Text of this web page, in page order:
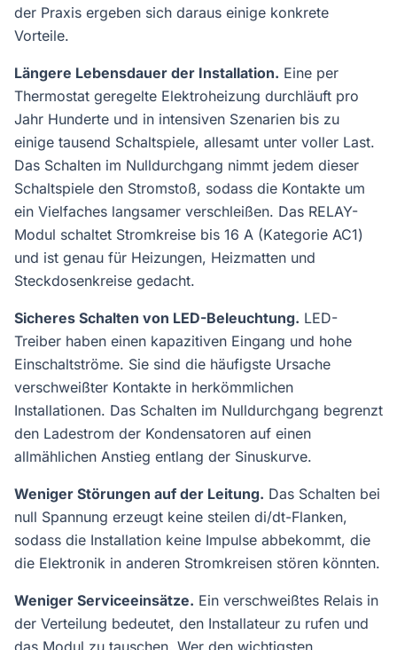
der Praxis ergeben sich daraus einige konkrete
Vorteile.
Längere Lebensdauer der Installation. Eine per
Thermostat geregelte Elektroheizung durchläuft pro
Jahr Hunderte und in intensiven Szenarien bis zu
einige tausend Schaltspiele, allesamt unter voller Last.
Das Schalten im Nulldurchgang nimmt jedem dieser
Schaltspiele den Stromstoß, sodass die Kontakte um
ein Vielfaches langsamer verschleißen. Das RELAY-
Modul schaltet Stromkreise bis 16 A (Kategorie AC1)
und ist genau für Heizungen, Heizmatten und
Steckdosenkreise gedacht.
Sicheres Schalten von LED-Beleuchtung. LED-
Treiber haben einen kapazitiven Eingang und hohe
Einschaltströme. Sie sind die häufigste Ursache
verschweißter Kontakte in herkömmlichen
Installationen. Das Schalten im Nulldurchgang begrenzt
den Ladestrom der Kondensatoren auf einen
allmählichen Anstieg entlang der Sinuskurve.
Weniger Störungen auf der Leitung. Das Schalten bei
null Spannung erzeugt keine steilen di/dt-Flanken,
sodass die Installation keine Impulse abbekommt, die
die Elektronik in anderen Stromkreisen stören könnten.
Weniger Serviceeinsätze. Ein verschweißtes Relais in
der Verteilung bedeutet, den Installateur zu rufen und